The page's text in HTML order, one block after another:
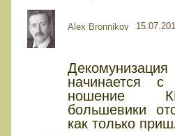
Alex Bronnikov
начинается
ношение
большевики
как только